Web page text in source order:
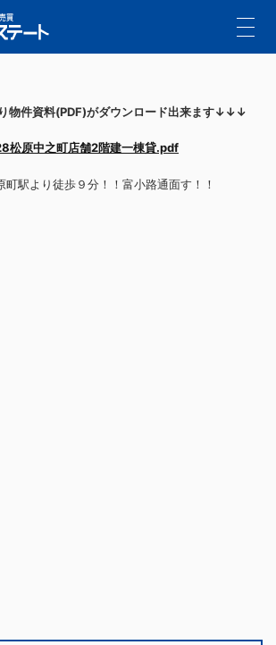
物件資料(PDF)がダウンロード出来ます↓↓↓
松原中之町店舗2階建一棟貸.pdf
町駅より徒歩９分！！富小路通面す！！